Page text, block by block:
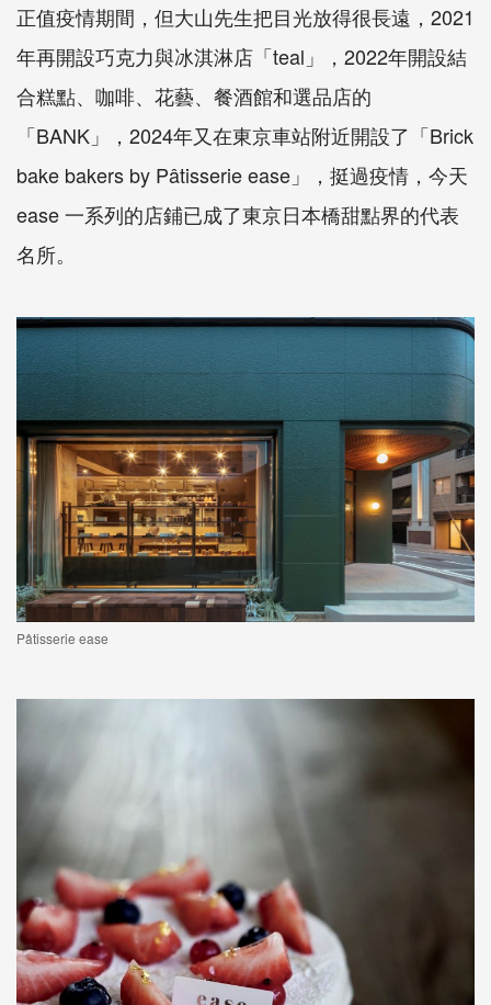
正值疫情期間，但大山先生把目光放得很長遠，2021
年再開設巧克力與冰淇淋店「teal」，2022年開設結
合糕點、咖啡、花藝、餐酒館和選品店的
「BANK」，2024年又在東京車站附近開設了「Brick
bake bakers by Pâtisserie ease」，挺過疫情，今天
ease 一系列的店鋪已成了東京日本橋甜點界的代表
名所。
Pâtisserie ease